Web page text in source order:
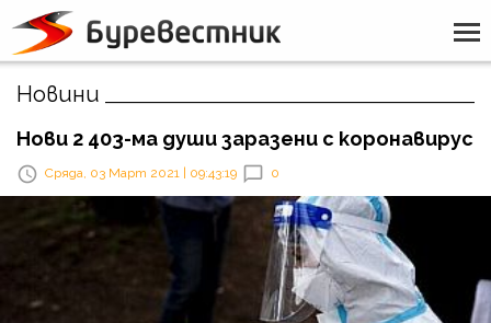
Новини
Нови 2 403-ма души заразени с коронавирус
Сряда, 03 Март 2021 | 09:43:19 0